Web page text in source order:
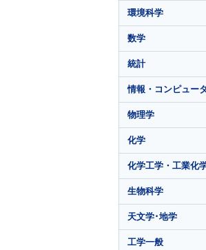
環境科学
数学
統計
情報・コンピュー
物理学
化学
化学工学・工業化
生物科学
天文学･地学
工学一般